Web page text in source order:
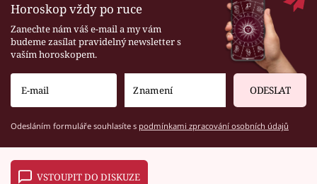
Horoskop vždy po ruce
Zanechte nám váš e-mail a my vám
budeme zasílat pravidelný newsletter s
vaším horoskopem.
ODESLAT
Odesláním formuláře souhlasíte s podmínkami zpracování osobních údajů
VSTOUPIT DO DISKUZE